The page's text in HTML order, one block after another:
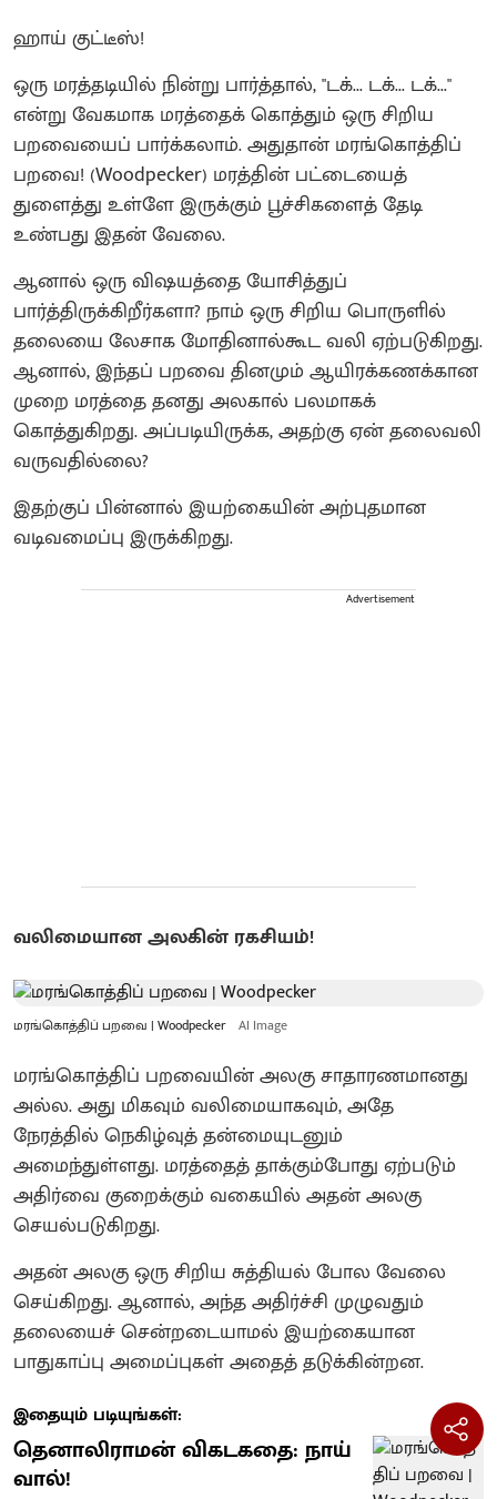
ஹாய் குட்டீஸ்!
ஒரு மரத்தடியில் நின்று பார்த்தால், "டக்... டக்... டக்..."
என்று வேகமாக மரத்தைக் கொத்தும் ஒரு சிறிய
பறவையைப் பார்க்கலாம். அதுதான் மரங்கொத்திப்
பறவை! (Woodpecker) மரத்தின் பட்டையைத்
துளைத்து உள்ளே இருக்கும் பூச்சிகளைத் தேடி
உண்பது இதன் வேலை.
ஆனால் ஒரு விஷயத்தை யோசித்துப்
பார்த்திருக்கிறீர்களா? நாம் ஒரு சிறிய பொருளில்
தலையை லேசாக மோதினால்கூட வலி ஏற்படுகிறது.
ஆனால், இந்தப் பறவை தினமும் ஆயிரக்கணக்கான
முறை மரத்தை தனது அலகால் பலமாகக்
கொத்துகிறது. அப்படியிருக்க, அதற்கு ஏன் தலைவலி
வருவதில்லை?
இதற்குப் பின்னால் இயற்கையின் அற்புதமான
வடிவமைப்பு இருக்கிறது.
Advertisement
வலிமையான அலகின் ரகசியம்!
மரங்கொத்திப் பறவை | Woodpecker AI Image
மரங்கொத்திப் பறவையின் அலகு சாதாரணமானது
அல்ல. அது மிகவும் வலிமையாகவும், அதே
நேரத்தில் நெகிழ்வுத் தன்மையுடனும்
அமைந்துள்ளது. மரத்தைத் தாக்கும்போது ஏற்படும்
அதிர்வை குறைக்கும் வகையில் அதன் அலகு
செயல்படுகிறது.
அதன் அலகு ஒரு சிறிய சுத்தியல் போல வேலை
செய்கிறது. ஆனால், அந்த அதிர்ச்சி முழுவதும்
தலையைச் சென்றடையாமல் இயற்கையான
பாதுகாப்பு அமைப்புகள் அதைத் தடுக்கின்றன.
இதையும் படியுங்கள்:
தெனாலிராமன் விகடகதை: நாய்
வால்!